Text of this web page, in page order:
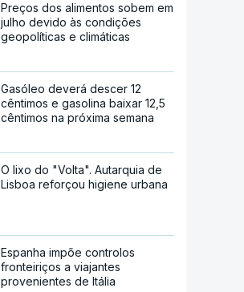
Preços dos alimentos sobem em
julho devido às condições
geopolíticas e climáticas
Gasóleo deverá descer 12
cêntimos e gasolina baixar 12,5
cêntimos na próxima semana
O lixo do "Volta". Autarquia de
Lisboa reforçou higiene urbana
Espanha impõe controlos
fronteiriços a viajantes
provenientes de Itália